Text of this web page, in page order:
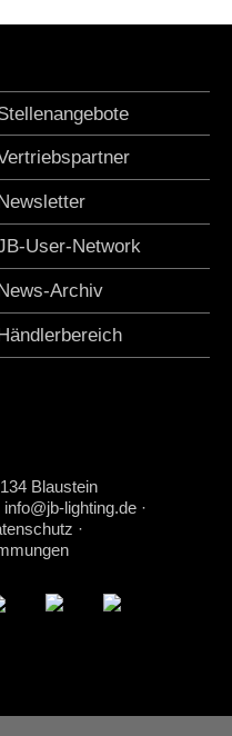
User-Network
Archiv
Blaustein
info@jb-lighting.de ·
·